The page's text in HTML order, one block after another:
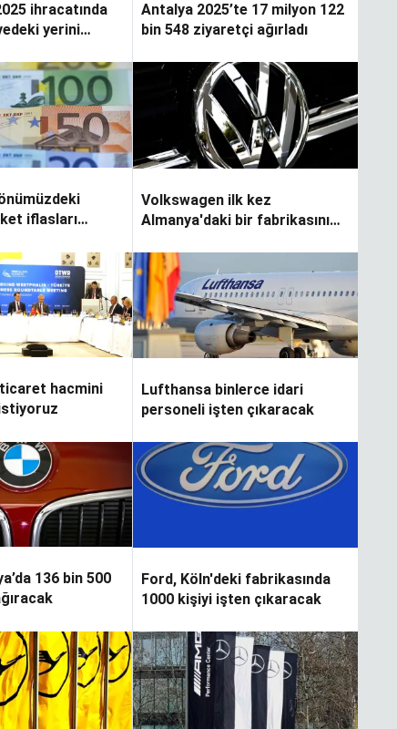
ihracatında
yerini
Antalya 2025’te 17 milyon 122
bin 548 ziyaretçi ağırladı
iflasları
Volkswagen ilk kez
Almanya'daki bir fabrikasını
hacmini
Lufthansa binlerce idari
personeli işten çıkaracak
136 bin 500
Ford, Köln'deki fabrikasında
1000 kişiyi işten çıkaracak